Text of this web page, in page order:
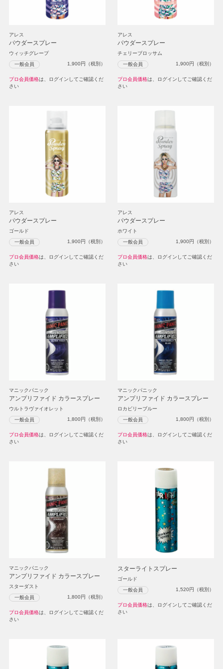
アレス
パウダースプレー
ウィッチグレープ
一般会員 1,900円（税別）
プロ会員価格は、ログインしてご確認くだ
さい
アレス
パウダースプレー
チェリーブロッサム
一般会員 1,900円（税別）
プロ会員価格は、ログインしてご確認くだ
さい
アレス
パウダースプレー
ゴールド
一般会員 1,900円（税別）
プロ会員価格は、ログインしてご確認くだ
さい
アレス
パウダースプレー
ホワイト
一般会員 1,900円（税別）
プロ会員価格は、ログインしてご確認くだ
さい
マニックパニック
アンプリファイド カラースプレー
ウルトラヴァイオレット
一般会員 1,800円（税別）
プロ会員価格は、ログインしてご確認くだ
さい
マニックパニック
アンプリファイド カラースプレー
ロカビリーブルー
一般会員 1,800円（税別）
プロ会員価格は、ログインしてご確認くだ
さい
マニックパニック
アンプリファイド カラースプレー
スターダスト
一般会員 1,800円（税別）
プロ会員価格は、ログインしてご確認くだ
さい
スターライトスプレー
ゴールド
一般会員 1,520円（税別）
プロ会員価格は、ログインしてご確認くだ
さい